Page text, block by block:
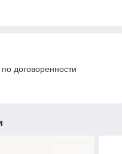
договоренности